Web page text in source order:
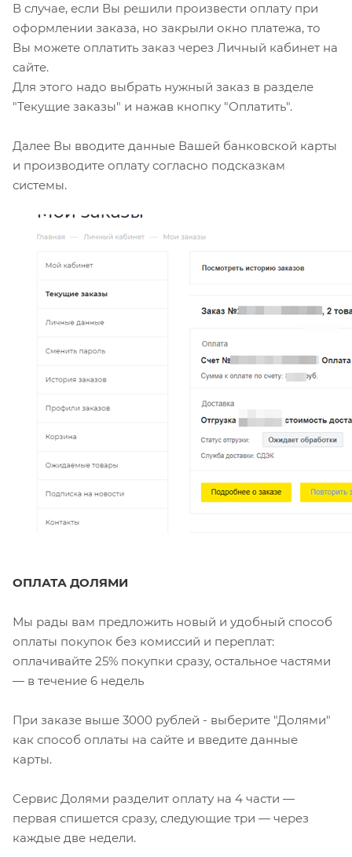
В случае, если Вы решили произвести оплату при
оформлении заказа, но закрыли окно платежа, то
Вы можете оплатить заказ через Личный кабинет на
сайте.
Для этого надо выбрать нужный заказ в разделе
"Текущие заказы" и нажав кнопку "Оплатить".
Далее Вы вводите данные Вашей банковской карты
и производите оплату согласно подсказкам
системы.
ОПЛАТА ДОЛЯМИ
Мы рады вам предложить новый и удобный способ
оплаты покупок без комиссий и переплат:
оплачивайте 25% покупки сразу, остальное частями
— в течение 6 недель
При заказе выше 3000 рублей - выберите "Долями"
как способ оплаты на сайте и введите данные
карты.
Сервис Долями разделит оплату на 4 части —
первая спишется сразу, следующие три — через
каждые две недели.